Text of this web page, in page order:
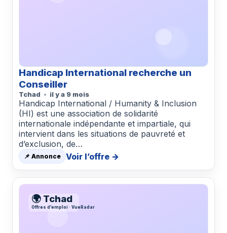
Handicap International recherche un
Conseiller
Tchad il y a 9 mois
Handicap International / Humanity & Inclusion
(HI) est une association de solidarité
internationale indépendante et impartiale, qui
intervient dans les situations de pauvreté et
d’exclusion, de…
📌 Annonce Voir l’offre →
🌍 Tchad
Offres d’emploi · VueRadar